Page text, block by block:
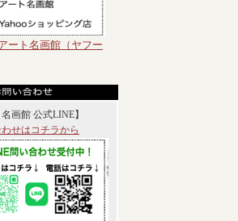
ート名画館（ヤフー
名画館 公式LINE】
せはコチラから